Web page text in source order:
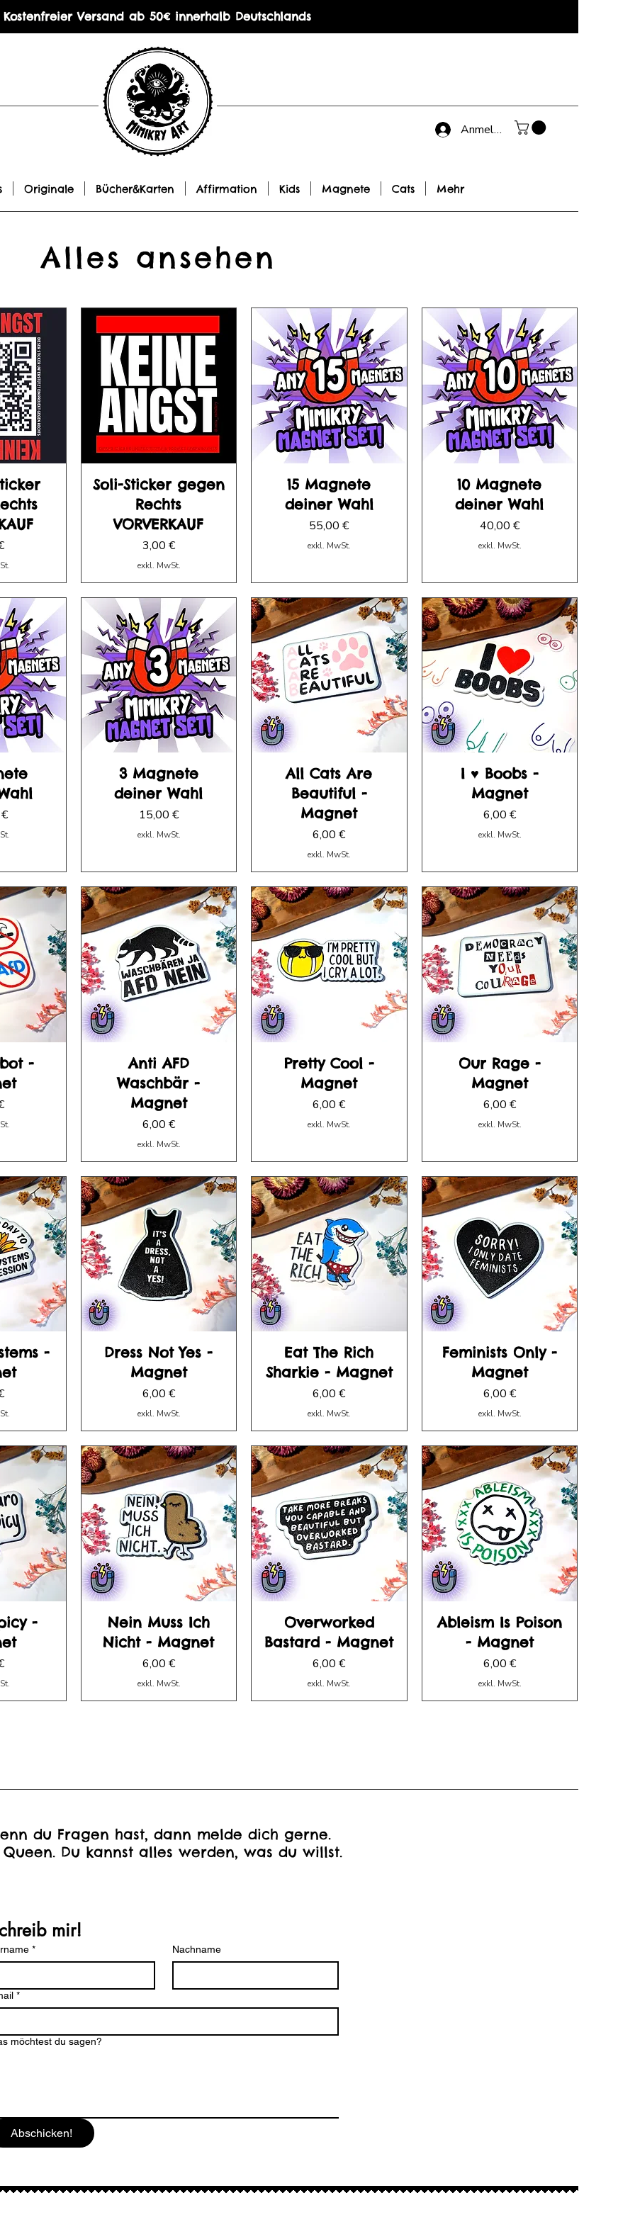
Kostenfreier Versand ab 50€ innerhalb Deutschlands
Originale Bücher&Karten Affirmation Kids Magnete Cats Mehr
Anmelden
Alles ansehen
Soli-Sticker gegen
Rechts
VORVERKAUF
Preis
3,00 €
exkl. MwSt.
15 Magnete
deiner Wahl
Preis
55,00 €
exkl. MwSt.
10 Magnete
deiner Wahl
Preis
40,00 €
exkl. MwSt.
3 Magnete
deiner Wahl
Preis
15,00 €
exkl. MwSt.
All Cats Are
Beautiful -
Magnet
Preis
6,00 €
exkl. MwSt.
I ♥ Boobs -
Magnet
Preis
6,00 €
exkl. MwSt.
-
Anti AFD
Waschbär -
Magnet
Preis
6,00 €
exkl. MwSt.
Pretty Cool -
Magnet
Preis
6,00 €
exkl. MwSt.
Our Rage -
Magnet
Preis
6,00 €
exkl. MwSt.
-
Dress Not Yes -
Magnet
Preis
6,00 €
exkl. MwSt.
Eat The Rich
Sharkie - Magnet
Preis
6,00 €
exkl. MwSt.
Feminists Only -
Magnet
Preis
6,00 €
exkl. MwSt.
-
Nein Muss Ich
Nicht - Magnet
Preis
6,00 €
exkl. MwSt.
Overworked
Bastard - Magnet
Preis
6,00 €
exkl. MwSt.
Ableism Is Poison
- Magnet
Preis
6,00 €
exkl. MwSt.
du Fragen hast, dann melde dich gerne.
Queen. Du kannst alles werden, was du willst.
mir!
* Nachname
*
möchtest du sagen?
Abschicken!